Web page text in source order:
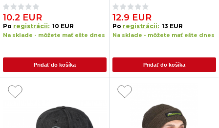
10.2 EUR
Po registrácii: 10 EUR
Na sklade - môžete mať ešte dnes
Pridať do košíka
12.9 EUR
Po registrácii: 13 EUR
Na sklade - môžete mať ešte dnes
Pridať do košíka